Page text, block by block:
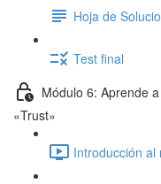
Hoja de
Test final
Módulo 6: Aprende
«Trust»
Introducción al